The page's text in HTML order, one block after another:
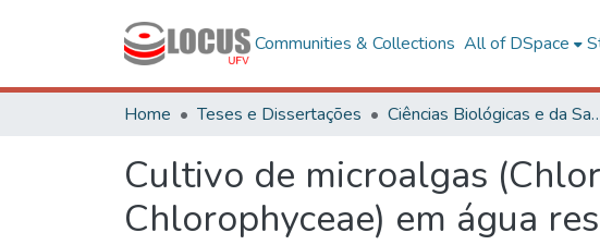
Communities & Collections All of DSpace
Home Teses e Dissertações Ciências
Cultivo de microalgas
Chlorophyceae) em água